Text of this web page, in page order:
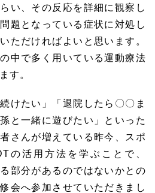
い、その反応を詳細に観察し
題となっている症状に対処し
ただければよいと思います。
中で多く用いている運動療法
す。
けたい」「退院したら〇〇ま
と一緒に遊びたい」といった
さんが増えている昨今、スポ
の活用方法を学ぶことで、
部分があるのではないかとの
会へ参加させていただきまし